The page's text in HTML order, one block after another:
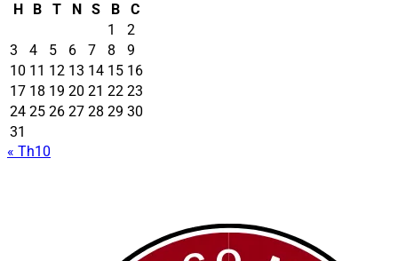
H
B T N S B
C
1
2
3
4 5 6 7 8
9
10 11 12 13 14 15 16
17 18 19 20 21 22 23
24 25 26 27 28 29 30
31
« Th10